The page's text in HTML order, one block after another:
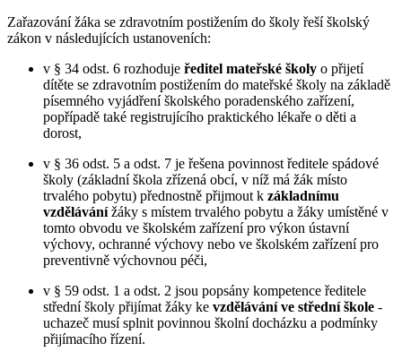
Zařazování žáka se zdravotním postižením do školy řeší školský
zákon v následujících ustanoveních:
v § 34 odst. 6 rozhoduje ředitel mateřské školy o přijetí
dítěte se zdravotním postižením do mateřské školy na základě
písemného vyjádření školského poradenského zařízení,
popřípadě také registrujícího praktického lékaře o děti a
dorost,
v § 36 odst. 5 a odst. 7 je řešena povinnost ředitele spádové
školy (základní škola zřízená obcí, v níž má žák místo
trvalého pobytu) přednostně přijmout k základnímu
vzdělávánížáky s místem trvalého pobytu a žáky umístěné v
tomto obvodu ve školském zařízení pro výkon ústavní
výchovy, ochranné výchovy nebo ve školském zařízení pro
preventivně výchovnou péči,
v § 59 odst. 1 a odst. 2 jsou popsány kompetence ředitele
střední školy přijímat žáky ke vzdělávání ve střední škole -
uchazeč musí splnit povinnou školní docházku a podmínky
přijímacího řízení.